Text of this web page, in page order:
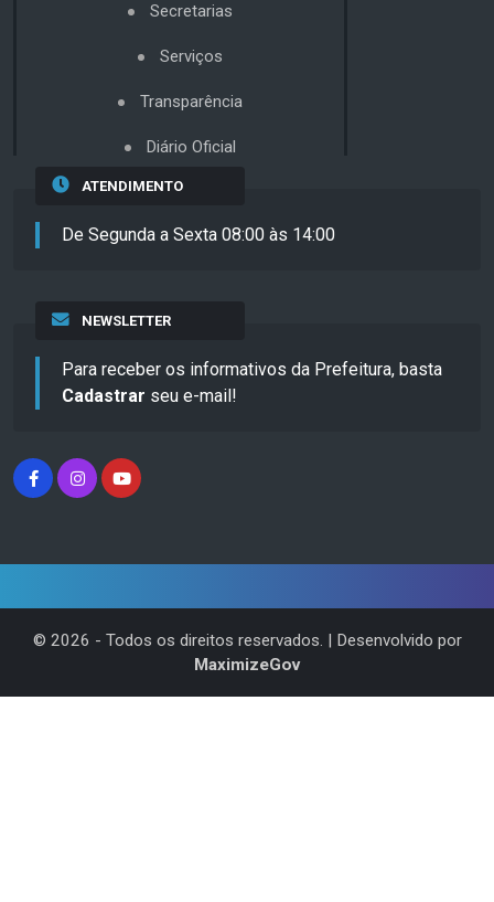
Secretarias
Serviços
Transparência
Diário Oficial
ATENDIMENTO
De Segunda a Sexta 08:00 às 14:00
NEWSLETTER
Para receber os informativos da Prefeitura, basta
Cadastrar seu e-mail!
© 2026 - Todos os direitos reservados. | Desenvolvido por
MaximizeGov